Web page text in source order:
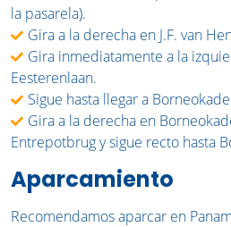
la pasarela).
Gira a la derecha en J.F. van
Gira inmediatamente a la
Eesterenlaan.
Sigue hasta llegar a
Gira a la derecha en
Entrepotbrug y sigue recto hasta
Aparcamiento
Recomendamos aparcar en